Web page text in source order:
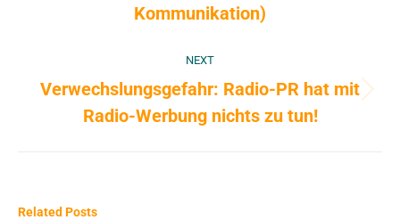
post:
Kommunikation)
NEXT
Next
post:
Verwechslungsgefahr: Radio-PR hat mit
Radio-Werbung nichts zu tun!
Related Posts